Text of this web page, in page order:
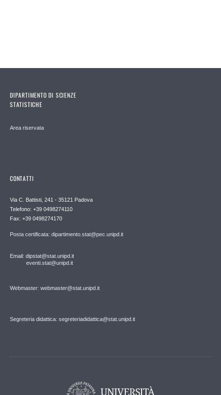
DIPARTIMENTO DI SCIENZE
STATISTICHE
Area riservata
CONTATTI
Via C. Battisti, 241 - 35121 Padova
Telefono: +39 0498274110
Fax: +39 0498274170
Posta certificata: dipartimento.stat@pec.unipd.it
Email: dipstat@stat.unipd.it
eventi.stat@unipd.it
Webmaster: webmaster@stat.unipd.it
Segreteria didattica: segreteriadidattica@stat.unipd.it